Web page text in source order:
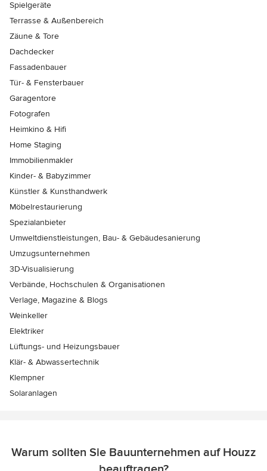
Spielgeräte
Terrasse & Außenbereich
Zäune & Tore
Dachdecker
Fassadenbauer
Tür- & Fensterbauer
Garagentore
Fotografen
Heimkino & Hifi
Home Staging
Immobilienmakler
Kinder- & Babyzimmer
Künstler & Kunsthandwerk
Möbelrestaurierung
Spezialanbieter
Umweltdienstleistungen, Bau- & Gebäudesanierung
Umzugsunternehmen
3D-Visualisierung
Verbände, Hochschulen & Organisationen
Verlage, Magazine & Blogs
Weinkeller
Elektriker
Lüftungs- und Heizungsbauer
Klär- & Abwassertechnik
Klempner
Solaranlagen
Warum sollten Sie Bauunternehmen auf Houzz